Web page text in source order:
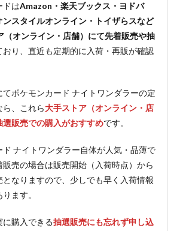
ドはAmazon・楽天ブックス・ヨドバ
ンスタイルオンライン・トイザらスなど
（オンライン・店舗）にて先着販売や抽
おり、直近も定期的に入荷・再販が確認
ポケモンカード ナイトワンダラーの定
、これら大手ストア（オンライン・店
販売での購入がおすすめです。
ナイトワンダラー自体が人気・品薄で
売の場合は販売開始（入荷時点）から
なりますので、少しでも早く入荷情報
ます。
に購入できる抽選販売にも忘れず申し込